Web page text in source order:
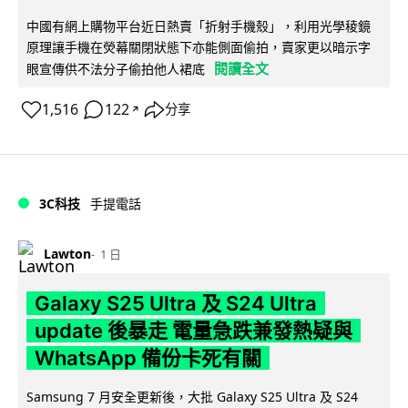
中國有網上購物平台近日熱賣「折射手機殼」，利用光學稜鏡
原理讓手機在熒幕關閉狀態下亦能側面偷拍，賣家更以暗示字
眼宣傳供不法分子偷拍他人裙底
閱讀全文
1,516 122 ↗ 分享
3C科技 手提電話
Lawton 1 日
Galaxy S25 Ultra 及 S24 Ultra
update 後暴走 電量急跌兼發熱疑與
WhatsApp 備份卡死有關
Samsung 7 月安全更新後，大批 Galaxy S25 Ultra 及 S24